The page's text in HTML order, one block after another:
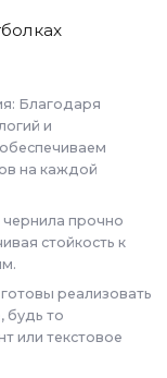
Благодаря
и
на каждой
прочно
стойкость к
реализовать
будь то
или текстовое